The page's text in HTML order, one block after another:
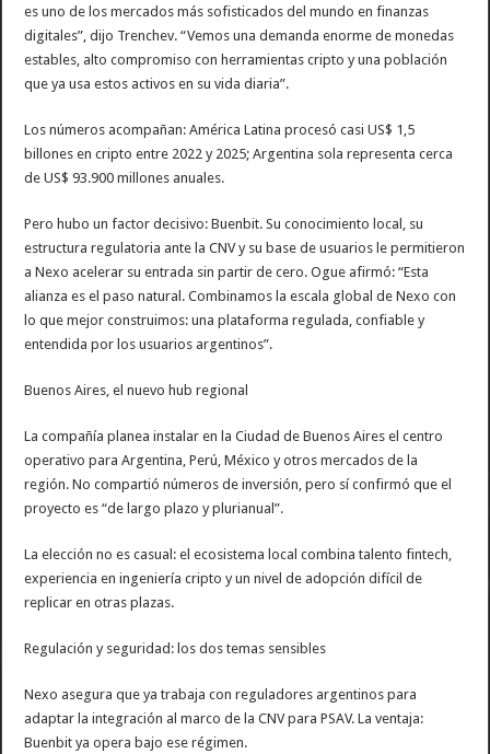
es uno de los mercados más sofisticados del mundo en finanzas
digitales”, dijo Trenchev. “Vemos una demanda enorme de monedas
estables, alto compromiso con herramientas cripto y una población
que ya usa estos activos en su vida diaria”.
Los números acompañan: América Latina procesó casi US$ 1,5
billones en cripto entre 2022 y 2025; Argentina sola representa cerca
de US$ 93.900 millones anuales.
Pero hubo un factor decisivo: Buenbit. Su conocimiento local, su
estructura regulatoria ante la CNV y su base de usuarios le permitieron
a Nexo acelerar su entrada sin partir de cero. Ogue afirmó: “Esta
alianza es el paso natural. Combinamos la escala global de Nexo con
lo que mejor construimos: una plataforma regulada, confiable y
entendida por los usuarios argentinos”.
Buenos Aires, el nuevo hub regional
La compañía planea instalar en la Ciudad de Buenos Aires el centro
operativo para Argentina, Perú, México y otros mercados de la
región. No compartió números de inversión, pero sí confirmó que el
proyecto es “de largo plazo y plurianual”.
La elección no es casual: el ecosistema local combina talento fintech,
experiencia en ingeniería cripto y un nivel de adopción difícil de
replicar en otras plazas.
Regulación y seguridad: los dos temas sensibles
Nexo asegura que ya trabaja con reguladores argentinos para
adaptar la integración al marco de la CNV para PSAV. La ventaja:
Buenbit ya opera bajo ese régimen.